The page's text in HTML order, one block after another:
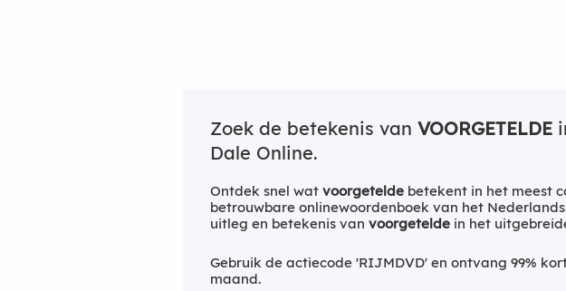
Zoek de betekenis van VOORGETELDE
Dale Online.
Ontdek snel wat voorgetelde betekent in het meest
betrouwbare onlinewoordenboek van het
uitleg en betekenis van voorgetelde in het
Gebruik de actiecode 'RIJMDVD' en ontvang 99%
maand.